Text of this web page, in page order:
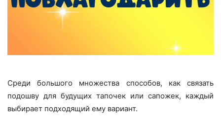
Среди большого множества способов, как связать
подошву для будущих тапочек или сапожек, каждый
выбирает подходящий ему вариант.